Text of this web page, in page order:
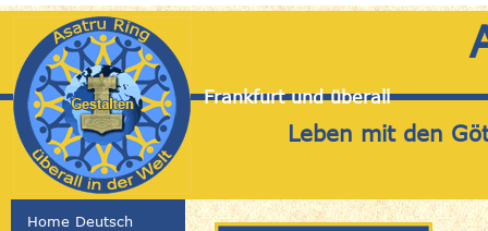
Frankfurt und überall
Leben mit den
Home Deutsch